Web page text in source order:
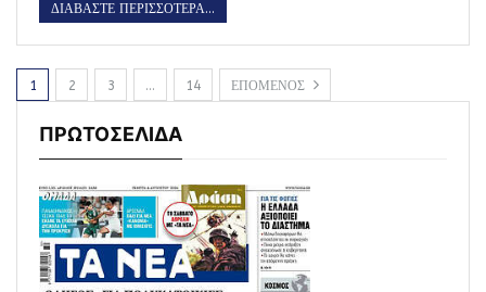
ΔΙΑΒΑΣΤΕ ΠΕΡΙΣΣΟΤΕΡΑ...
1 2 3 … 14 ΕΠΟΜΕΝΟΣ
ΠΡΩΤΟΣΕΛΙΔΑ